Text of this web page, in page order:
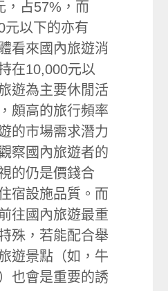
，占57%，而
元以下的亦有
看來國內旅遊消
在10,000元以
遊為主要休閒活
頗高的旅行頻率
的市場需求潛力
察國內旅遊者的
的仍是價錢合
宿設施品質。而
往國內旅遊最重
殊，若能配合舉
遊景點（如，牛
也會是重要的誘